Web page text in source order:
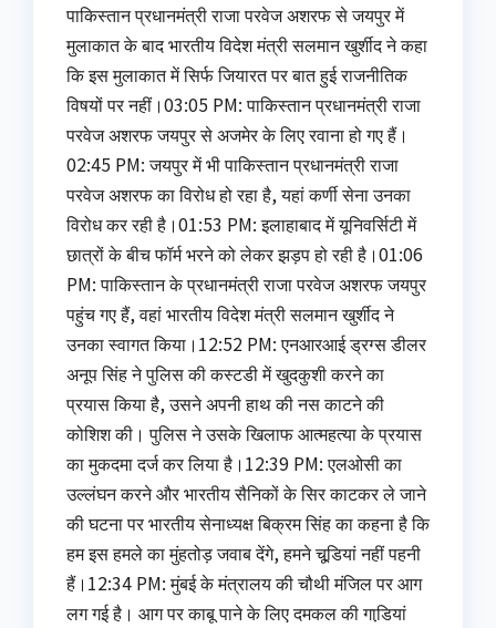
पाकिस्‍तान प्रधानमंत्री राजा परवेज अशरफ से जयपुर में
मुलाकात के बाद भारतीय विदेश मंत्री सलमान खुर्शीद ने कहा
कि इस मुलाकात में सिर्फ जियारत पर बात हुई राजनीतिक
विषयों पर नहीं।03:05 PM: पाकिस्‍तान प्रधानमंत्री राजा
परवेज अशरफ जयपुर से अजमेर के लिए रवाना हो गए हैं।
02:45 PM: जयपुर में भी पाकिस्‍तान प्रधानमंत्री राजा
परवेज अशरफ का विरोध हो रहा है, यहां कर्णी सेना उनका
विरोध कर रही है।01:53 PM: इलाहाबाद में यूनिवर्सिटी में
छात्रों के बीच फॉर्म भरने को लेकर झड़प हो रही है।01:06
PM: पाकिस्‍तान के प्रधानमंत्री राजा परवेज अशरफ जयपुर
पहुंच गए हैं, वहां भारतीय विदेश मंत्री सलमान खुर्शीद ने
उनका स्‍वागत किया।12:52 PM: एनआरआई ड्रग्‍स डीलर
अनूप सिंह ने पुलिस की कस्‍टडी में खुदकुशी करने का
प्रयास किया है, उसने अपनी हाथ की नस काटने की
कोशिश की। पुलिस ने उसके खिलाफ आत्‍महत्‍या के प्रयास
का मुकदमा दर्ज कर लिया है।12:39 PM: एलओसी का
उल्‍लंघन करने और भारतीय सैनिकों के सिर काटकर ले जाने
की घटना पर भारतीय सेनाध्‍यक्ष बिक्रम सिंह का कहना है कि
हम इस हमले का मुंहतोड़ जवाब देंगे, हमने चूडि़यां नहीं पहनी
हैं।12:34 PM: मुंबई के मंत्रालय की चौथी मंजिल पर आग
लग गई है। आग पर काबू पाने के लिए दमकल की गाडि़यां